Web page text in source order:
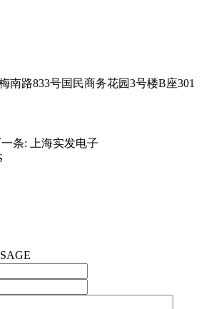
南路833号国民商务花园3号楼B座301
条:
上海实发电子